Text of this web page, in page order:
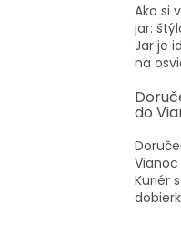
Ako si
jar:
Jar je
na
do
Kuriér